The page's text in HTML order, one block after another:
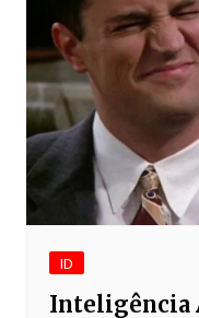
ID
Inteligência